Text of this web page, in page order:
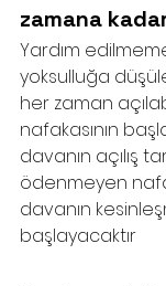
zamana
Yardım
yoksulluğa
her zaman
nafakasının
davanın açılış
ödenmeyen
davanın
başlayacaktır